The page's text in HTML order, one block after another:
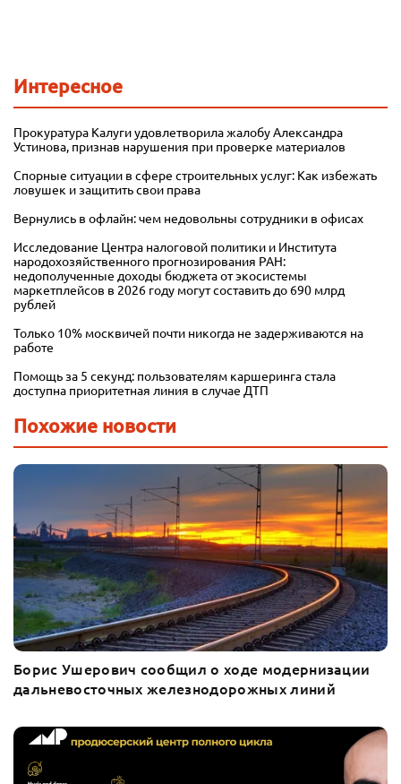
Интересное
Прокуратура Калуги удовлетворила жалобу Александра
Устинова, признав нарушения при проверке материалов
Спорные ситуации в сфере строительных услуг: Как избежать
ловушек и защитить свои права
Вернулись в офлайн: чем недовольны сотрудники в офисах
Исследование Центра налоговой политики и Института
народохозяйственного прогнозирования РАН:
недополученные доходы бюджета от экосистемы
маркетплейсов в 2026 году могут составить до 690 млрд
рублей
Только 10% москвичей почти никогда не задерживаются на
работе
Помощь за 5 секунд: пользователям каршеринга стала
доступна приоритетная линия в случае ДТП
Похожие новости
Борис Ушерович сообщил о ходе модернизации
дальневосточных железнодорожных линий